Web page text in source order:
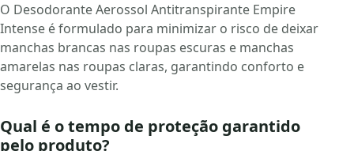
O Desodorante Aerossol Antitranspirante Empire
Intense é formulado para minimizar o risco de deixar
manchas brancas nas roupas escuras e manchas
amarelas nas roupas claras, garantindo conforto e
segurança ao vestir.
Qual é o tempo de proteção garantido
pelo produto?